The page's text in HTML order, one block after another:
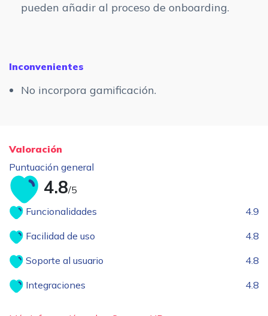
pueden añadir al proceso de onboarding.
Inconvenientes
No incorpora gamificación.
Valoración
Puntuación general
4.8/5
Funcionalidades
4.9
Facilidad de uso 4.8
Soporte al usuario 4.8
Integraciones 4.8